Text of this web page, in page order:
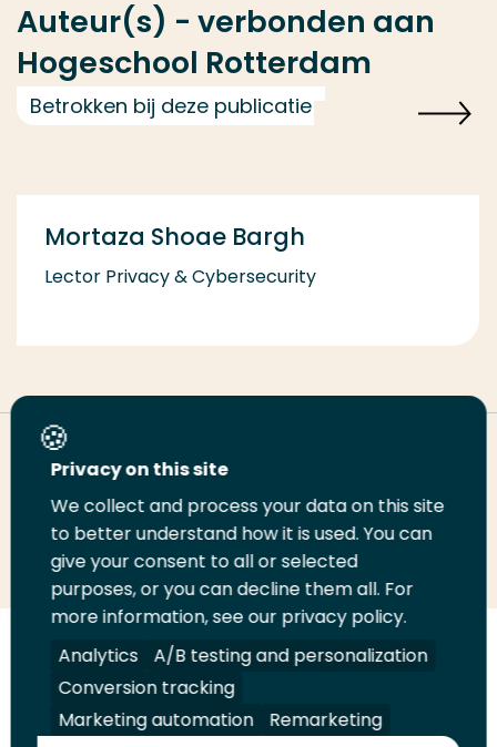
Auteur(s) - verbonden aan
Hogeschool Rotterdam
Betrokken bij deze publicatie
Mortaza Shoae Bargh
Lector Privacy & Cybersecurity
Deel deze pagina
Deel
LinkedIn
Deel
op
Twitter
Deel
op
Facebook
Email
deze
pagina
Print
deze
pagina
Volg
ons
op
LinkedIn
Volg
ons
op
Facebook
Volg
ons
op
YouTube
Volg
ons
op
Instagram
Juridisch Security A-Z Index
Contact
Privacy on this site
We collect and process your data on this site
to better understand how it is used. You can
give your consent to all or selected
purposes, or you can decline them all. For
more information, see our privacy policy.
Analytics
A/B testing and personalization
Conversion tracking
Marketing automation
Remarketing